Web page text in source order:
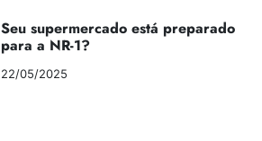
Seu supermercado está preparado
para a NR-1?
22/05/2025